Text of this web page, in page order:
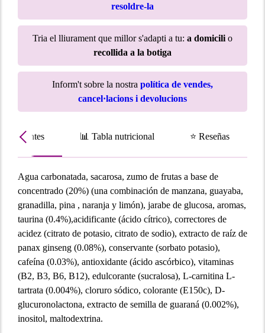
resoldre-la
Tria el lliurament que millor s'adapti a tu: a domicili o
recollida a la botiga
Inform't sobre la nostra política de vendes,
cancel·lacions i devolucions
📊 Tabla nutricional ⭐ Reseñas
Agua carbonatada, sacarosa, zumo de frutas a base de
concentrado (20%) (una combinación de manzana, guayaba,
granadilla, pina , naranja y limón), jarabe de glucosa, aromas,
taurina (0.4%),acidificante (ácido cítrico), correctores de
acidez (citrato de potasio, citrato de sodio), extracto de raíz de
panax ginseng (0.08%), conservante (sorbato potasio),
cafeína (0.03%), antioxidante (ácido ascórbico), vitaminas
(B2, B3, B6, B12), edulcorante (sucralosa), L-carnitina L-
tartrata (0.004%), cloruro sódico, colorante (E150c), D-
glucuronolactona, extracto de semilla de guaraná (0.002%),
inositol, maltodextrina.